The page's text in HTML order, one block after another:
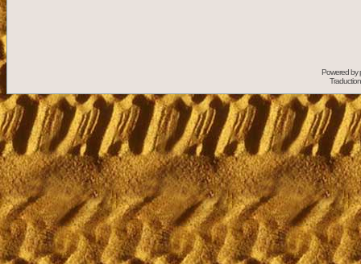
Powered by